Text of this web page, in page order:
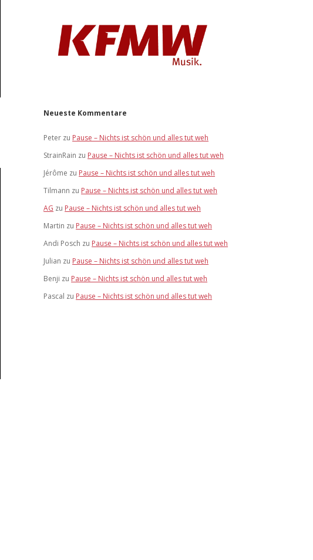
Neueste Kommentare
Peter zu Pause – Nichts ist schön und alles tut weh
StrainRain zu Pause – Nichts ist schön und alles tut weh
Jérôme zu Pause – Nichts ist schön und alles tut weh
Tilmann zu Pause – Nichts ist schön und alles tut weh
AG zu Pause – Nichts ist schön und alles tut weh
Martin zu Pause – Nichts ist schön und alles tut weh
Andi Posch zu Pause – Nichts ist schön und alles tut weh
Julian zu Pause – Nichts ist schön und alles tut weh
Benji zu Pause – Nichts ist schön und alles tut weh
Pascal zu Pause – Nichts ist schön und alles tut weh